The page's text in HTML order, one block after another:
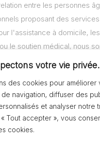
votre vie privée.
des cookies pour améliorer
navigation, diffuser des
et analyser notre
Tout accepter », vous
cookies.
entre les personnes
proposant des
l'assistance à domicile,
le soutien médical, nous
à trouver les solutions